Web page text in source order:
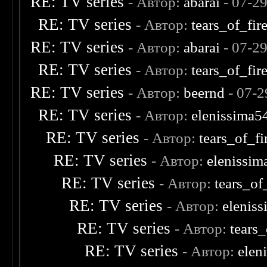
RE: TV series - Автор:
RE: TV series - Автор: abarai - 07-
RE: TV series - Автор:
RE: TV series - Автор:beernd - 07-
RE: TV series - Автор:
RE: TV series - Автор:
RE: TV series - Автор:
RE: TV series - Автор:
RE: TV series - Автор:
RE: TV series - Автор:
RE: TV series - Автор: